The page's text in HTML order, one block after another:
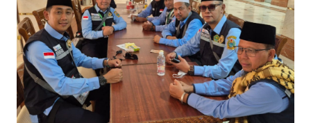
OPINI
Informasi
INDEKS
BERITA